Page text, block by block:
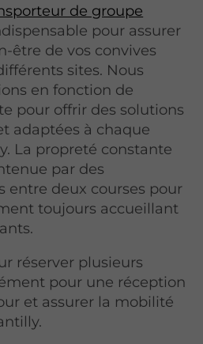
de groupe
pour assurer
être de vos convives
sites. Nous
en fonction de
pour offrir des solutions
adaptées à chaque
La propreté constante
par des
entre deux courses pour
toujours accueillant
réserver plusieurs
pour une réception
et assurer la mobilité